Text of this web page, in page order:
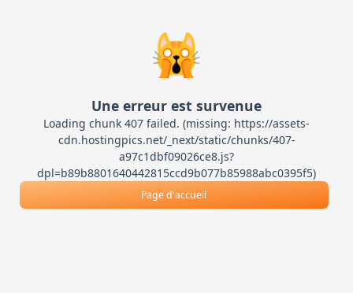
🙀
Une erreur est survenue
Loading chunk 407 failed. (missing: https://assets-
cdn.hostingpics.net/_next/static/chunks/407-
a97c1dbf09026ce8.js?
dpl=b89b8801640442815ccd9b077b85988abc0395f5)
Page d'accueil